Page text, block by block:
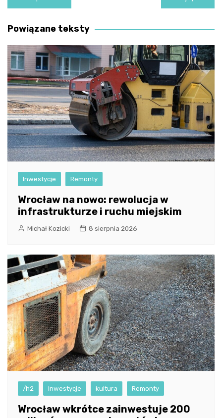
wpisu
Powiązane teksty
Inwestycje Remonty
Wrocław na nowo: rewolucja w
infrastrukturze i ruchu miejskim
Michał Kozicki 8 sierpnia 2026
/h2 Inwestycje kultura Remonty
Wrocław wkrótce zainwestuje 200